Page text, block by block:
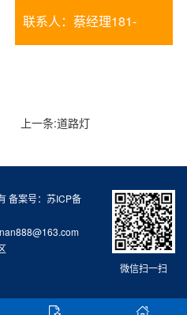
联系人：蔡经理181-
上一条:道路灯
微信扫一扫
备案号： 苏ICP备